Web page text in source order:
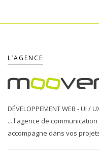
L’AGENCE
DÉVELOPPEMENT WEB - UI /
... l'agence de communication
accompagne dans vos